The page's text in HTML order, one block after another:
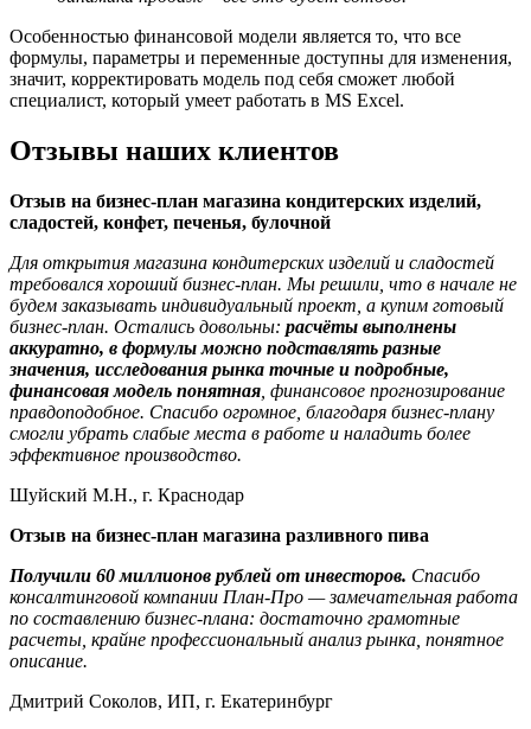
Особенностью финансовой модели является то, что все
формулы, параметры и переменные доступны для изменения,
значит, корректировать модель под себя сможет любой
специалист, который умеет работать в MS Excel.
Отзывы наших клиентов
Отзыв на бизнес-план магазина кондитерских изделий,
сладостей, конфет, печенья, булочной
Для открытия магазина кондитерских изделий и сладостей
требовался хороший бизнес-план. Мы решили, что в начале не
будем заказывать индивидуальный проект, а купим готовый
бизнес-план. Остались довольны: расчёты выполнены
аккуратно, в формулы можно подставлять разные
значения, исследования рынка точные и подробные,
финансовая модель понятная , финансовое прогнозирование
правдоподобное. Спасибо огромное, благодаря бизнес-плану
смогли убрать слабые места в работе и наладить более
эффективное производство.
Шуйский М.Н., г. Краснодар
Отзыв на бизнес-план магазина разливного пива
Получили 60 миллионов рублей от инвесторов. Спасибо
консалтинговой компании План-Про — замечательная работа
по составлению бизнес-плана: достаточно грамотные
расчеты, крайне профессиональный анализ рынка, понятное
описание.
Дмитрий Соколов, ИП, г. Екатеринбург